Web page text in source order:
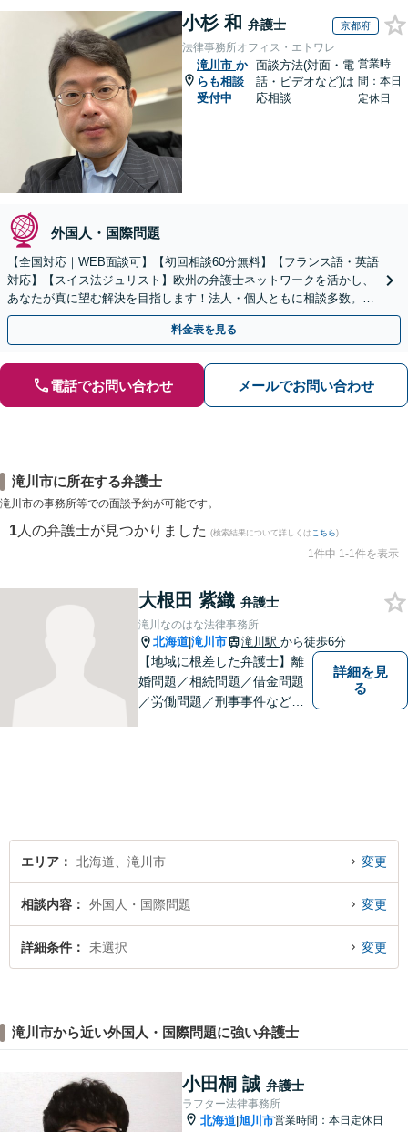
小杉 和 弁護士 京都府
法律事務所オフィス・エトワレ
滝川市 か
らも相談
受付中
面談方法(対面・電
話・ビデオなど)は
応相談
営業時
間：本日
定休日
外国人・国際問題
【全国対応｜WEB面談可】【初回相談60分無料】【フランス語・英語
対応】【スイス法ジュリスト】欧州の弁護士ネットワークを活かし、
あなたが真に望む解決を目指します！法人・個人ともに相談多数。細
やかな連絡と粘り強い交渉を徹底【休日・夜間相談可】
料金表を見る
電話でお問い合わせ メールでお問い合わせ
滝川市に所在する弁護士
滝川市の事務所等での面談予約が可能です。
1 人の弁護士が見つかりました (検索結果について詳しくは こちら)
1件中 1-1件を表示
大根田 紫織 弁護士
滝川なのはな法律事務所
北海道|滝川市 滝川駅 から徒歩6分
【地域に根差した弁護士】離
婚問題／相続問題／借金問題
／労働問題／刑事事件など、
詳細を見
る
エリア 北海道、滝川市 変更
相談内容 外国人・国際問題 変更
詳細条件 未選択 変更
滝川市から近い外国人・国際問題に強い弁護士
小田桐 誠 弁護士
ラフター法律事務所
北海道 旭川市営業時間：本日定休日